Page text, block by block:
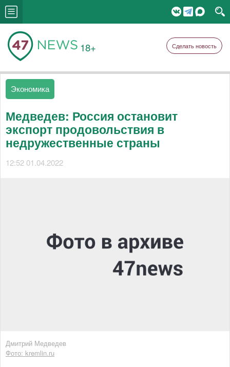
18+ Сделать новость
Экономика
Медведев: Россия остановит
экспорт продовольствия в
недружественные страны
12:52 01.04.2022
Дмитрий Медведев
Фото: kremlin.ru